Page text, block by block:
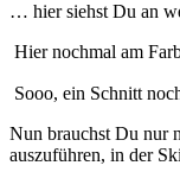
… hier siehst Du an
Hier nochmal am
Sooo, ein Schnitt
Nun brauchst Du nur
auszuführen, in der